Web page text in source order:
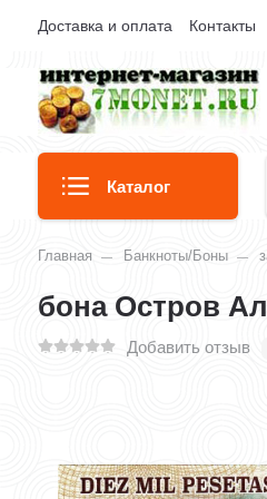
Доставка и оплата Контакты
Каталог
Главная Банкноты/Боны
бона Остров
Добавить отзыв